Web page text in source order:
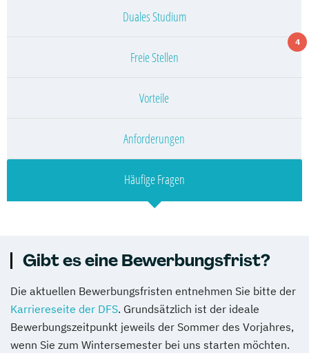
Duales Studium
4
Freie Stellen
Vorteile
Anforderungen
Häufige Fragen
Gibt es eine Bewerbungsfrist?
Die aktuellen Bewerbungsfristen entnehmen Sie bitte der
Karriereseite der DFS. Grundsätzlich ist der ideale
Bewerbungszeitpunkt jeweils der Sommer des Vorjahres,
wenn Sie zum Wintersemester bei uns starten möchten.